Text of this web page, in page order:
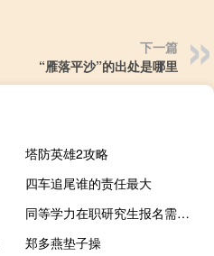
下一篇
“雁落平沙”的出处是哪里
塔防英雄2攻略
四车追尾谁的责任最大
同等学力在职研究生报名需要亲自到校完成吗
郑多燕垫子操